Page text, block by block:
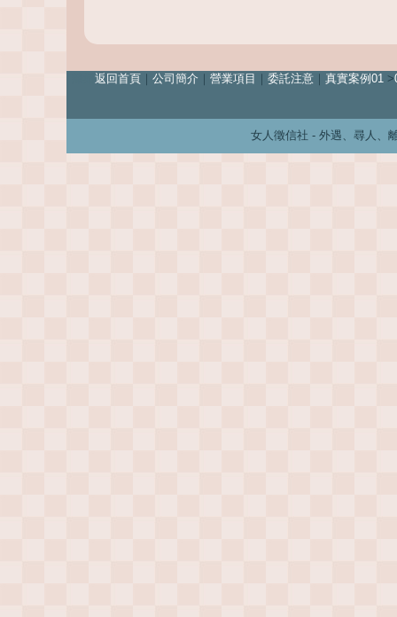
返回首頁｜ 公司簡介 營業項目 委託注意｜ 真實案例01>
女人徵信社 - 外遇、尋人、